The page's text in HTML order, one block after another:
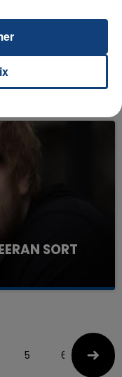
NUIT LA
DE LA...
SORT
5 6